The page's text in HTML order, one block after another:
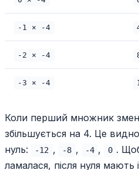
-1 × -4
-2 × -4
-3 × -4
Коли перший множник
збільшується на 4. Це
нуль:
-12 , -8 , -4 , 0 .
ламалася, після нуля мають